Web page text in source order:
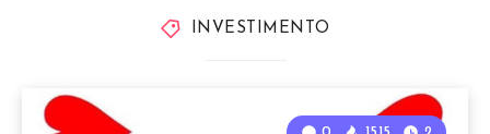
INVESTIMENTO